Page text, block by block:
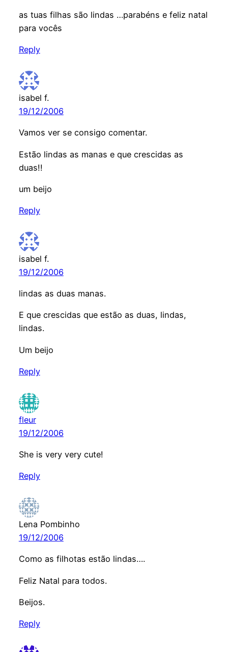
as tuas filhas são lindas …parabéns e feliz natal
para vocês
Reply
isabel f.
19/12/2006
Vamos ver se consigo comentar.
Estão lindas as manas e que crescidas as
duas!!
um beijo
Reply
isabel f.
19/12/2006
lindas as duas manas.
E que crescidas que estão as duas, lindas,
lindas.
Um beijo
Reply
fleur
19/12/2006
She is very very cute!
Reply
Lena Pombinho
19/12/2006
Como as filhotas estão lindas….
Feliz Natal para todos.
Beijos.
Reply